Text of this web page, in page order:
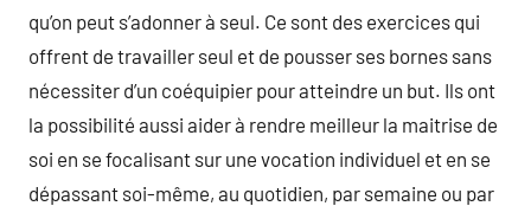
qu’on peut s’adonner à seul. Ce sont des exercices qui
offrent de travailler seul et de pousser ses bornes sans
nécessiter d’un coéquipier pour atteindre un but. Ils ont
la possibilité aussi aider à rendre meilleur la maitrise de
soi en se focalisant sur une vocation individuel et en se
dépassant soi-même, au quotidien, par semaine ou par